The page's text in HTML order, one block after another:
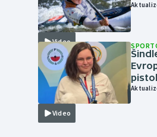
Video
Video